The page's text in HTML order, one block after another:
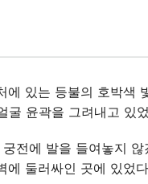
에 있는 등불의 호박색
굴 윤곽을 그려내고 있
전에 발을 들여놓지
에 둘러싸인 곳에 있었